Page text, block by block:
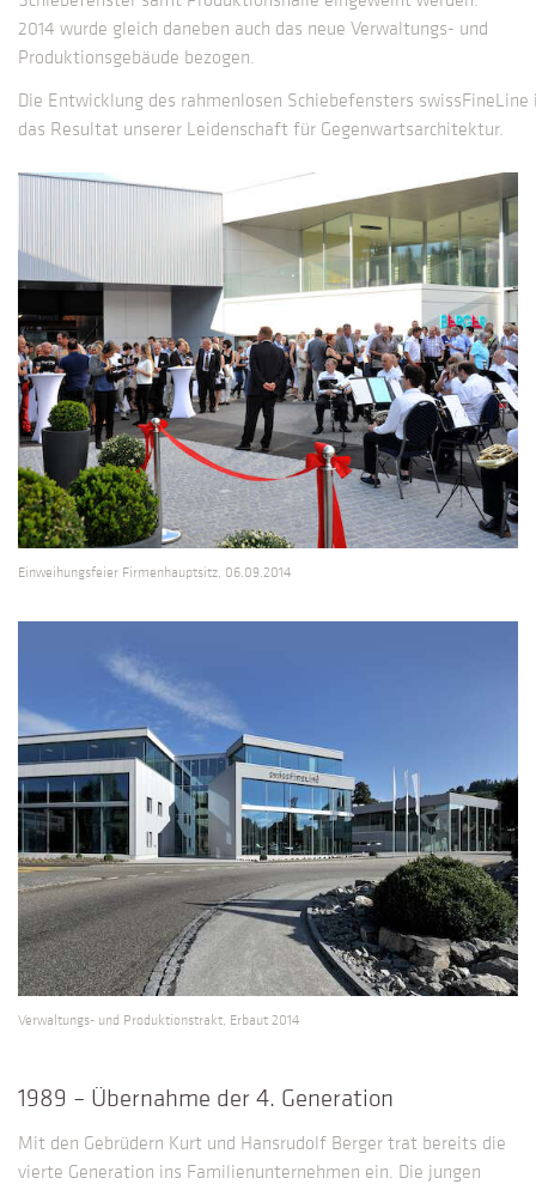
2014 wurde gleich daneben auch das neue Verwaltungs- und
Produktionsgebäude bezogen.
Die Entwicklung des rahmenlosen Schiebefensters swissFineLine
das Resultat unserer Leidenschaft für Gegenwartsarchitektur.
Einweihungsfeier Firmenhauptsitz, 06.09.2014
Verwaltungs- und Produktionstrakt, Erbaut 2014
1989 – Übernahme der 4. Generation
Mit den Gebrüdern Kurt und Hansrudolf Berger trat bereits die
vierte Generation ins Familienunternehmen ein. Die jungen